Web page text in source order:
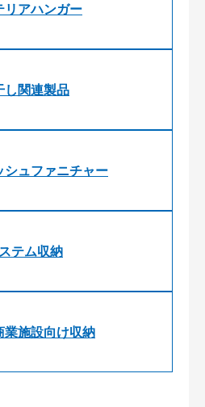
リアハンガー
し関連製品
シュファニチャー
テム収納
業施設向け収納